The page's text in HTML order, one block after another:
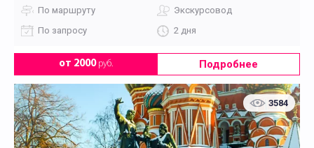
По маршруту
Экскурсовод
По запросу
2 дня
от 2000руб. Подробнее
3584